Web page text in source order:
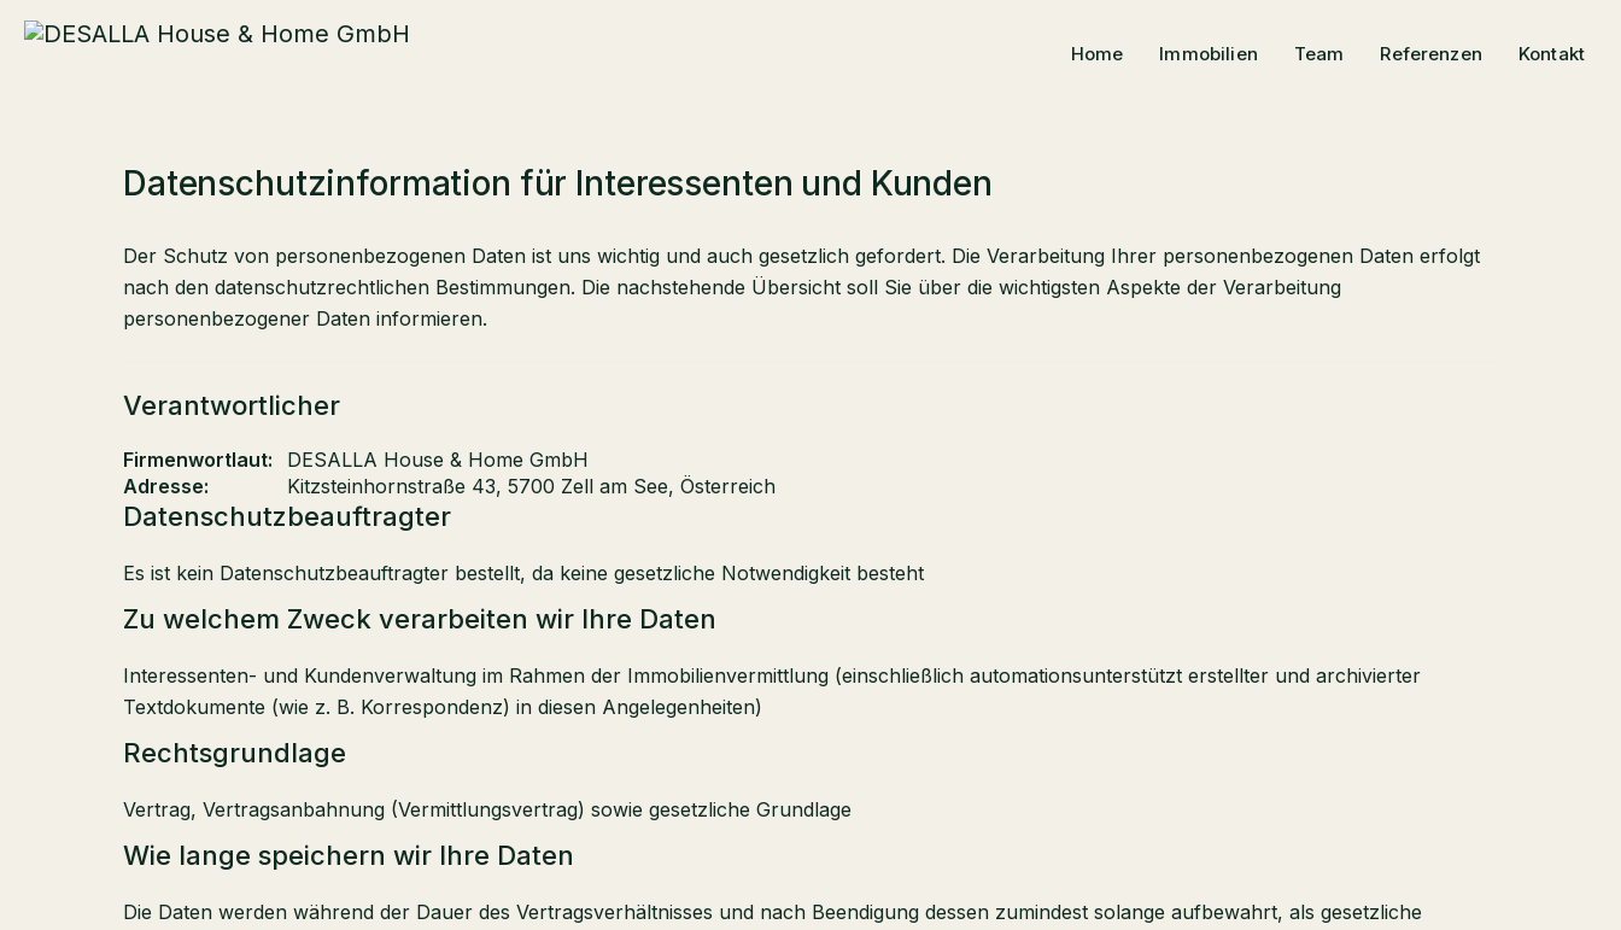
Home Immobilien Team Referenzen Kontakt
Datenschutzinformation für Interessenten und Kunden
Der Schutz von personenbezogenen Daten ist uns wichtig und auch gesetzlich gefordert. Die Verarbeitung Ihrer personenbezogenen Daten erfolgt
nach den datenschutzrechtlichen Bestimmungen. Die nachstehende Übersicht soll Sie über die wichtigsten Aspekte der Verarbeitung
personenbezogener Daten informieren.
Verantwortlicher
Firmenwortlaut:
DESALLA House & Home GmbH
Adresse:
Kitzsteinhornstraße 43, 5700 Zell am See, Österreich
Datenschutzbeauftragter
Es ist kein Datenschutzbeauftragter bestellt, da keine gesetzliche Notwendigkeit besteht
Zu welchem Zweck verarbeiten wir Ihre Daten
Interessenten- und Kundenverwaltung im Rahmen der Immobilienvermittlung (einschließlich automationsunterstützt erstellter und archivierter
Textdokumente (wie z. B. Korrespondenz) in diesen Angelegenheiten)
Rechtsgrundlage
Vertrag, Vertragsanbahnung (Vermittlungsvertrag) sowie gesetzliche Grundlage
Wie lange speichern wir Ihre Daten
Die Daten werden während der Dauer des Vertragsverhältnisses und nach Beendigung dessen zumindest solange aufbewahrt, als gesetzliche